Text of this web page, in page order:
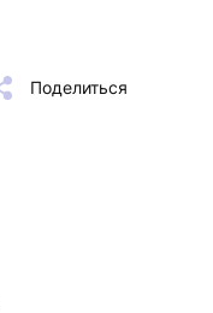
Поделиться